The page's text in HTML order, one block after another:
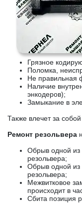
Грязное
Поломка,
Не правильная
Наличие
энкодеров);
Замыкание в
Также влечет за собой
Ремонт резольвера
Обрыв одной из
резольвера;
Обрыв одной из
резольвера;
Межвитковое
происходит в
Сбита позиция